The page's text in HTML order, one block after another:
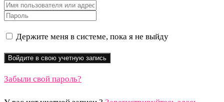
Держите меня в системе, пока я не выйду
Забыли свой пароль?